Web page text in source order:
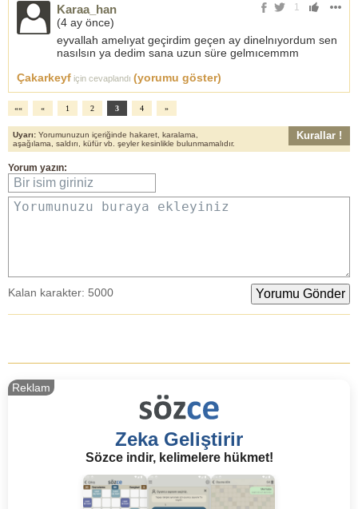
1
Karaa_han
(4 ay önce)
eyvallah amelıyat geçirdim geçen ay dinelnıyordum sen
nasılsın ya dedim sana uzun süre gelmıcemmm
Çakarkeyf için cevaplandı (yorumu göster)
«« « 1 2 3 4 »
Uyarı: Yorumunuzun içeriğinde hakaret, karalama,
aşağılama, saldırı, küfür vb. şeyler kesinlikle bulunmamalıdır.
Kurallar !
Yorum yazın:
Bir isim giriniz
Yorumunuzu buraya ekleyiniz
Kalan karakter: 5000
Zeka Geliştirir
Sözce indir, kelimelere hükmet!
Reklam